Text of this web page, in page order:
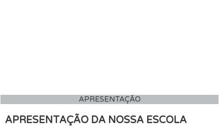
APRESENTAÇÃO
APRESENTAÇÃO DA NOSSA ESCOLA